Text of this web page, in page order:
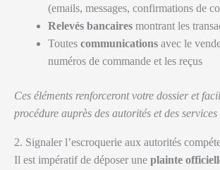
(emails, messages, confirmations de
Relevés bancaires montrant les
Toutes communications avec le
numéros de commande et les reçus
Ces éléments renforceront votre dossier et
procédure auprès des autorités et des
2. Signaler l’escroquerie aux autorités
Il est impératif de déposer une plainte